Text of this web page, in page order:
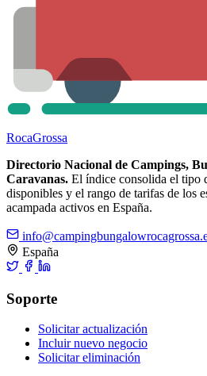
RocaGrossa
Directorio Nacional de Campings,
Caravanas. El índice consolida el tipo
disponibles y el rango de tarifas de los
acampada activos en España.
España
Soporte
Solicitar actualización
Incluir nuevo negocio
Solicitar eliminación